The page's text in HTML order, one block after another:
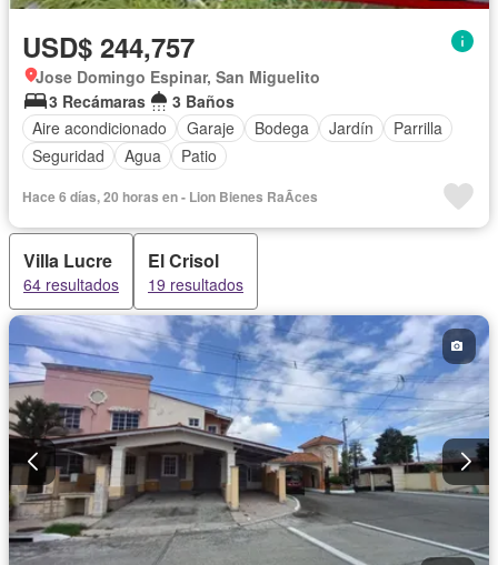
USD$ 244,757
Jose Domingo Espinar, San Miguelito
3 Recámaras
3 Baños
Aire acondicionado
Garaje Bodega Jardín
Parrilla
Seguridad
Agua Patio
Hace 6 días, 20 horas en - Lion Bienes RaÃ­ces
Villa Lucre
64 resultados
El Crisol
19 resultados